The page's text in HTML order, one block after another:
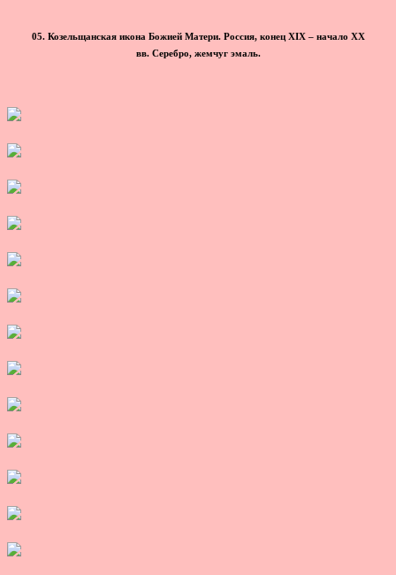
05. Козельщанская икона Божией Матери. Россия, конец XIX – начало ХХ
вв. Серебро, жемчуг эмаль.